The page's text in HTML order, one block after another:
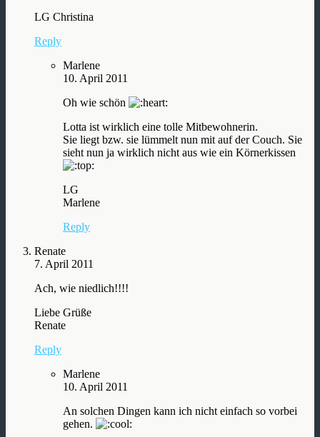
LG Christina
Reply
Marlene
10. April 2011
Oh wie schön
Lotta ist wirklich eine tolle Mitbewohnerin.
Sie liegt bzw. sie lümmelt nun mit auf der Couch. Sie
sieht nun ja wirklich nicht aus wie ein Körnerkissen
LG
Marlene
Reply
Renate
7. April 2011
Ach, wie niedlich!!!!
Liebe Grüße
Renate
Reply
Marlene
10. April 2011
An solchen Dingen kann ich nicht einfach so vorbei
gehen.